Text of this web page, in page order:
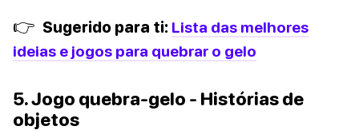
👉 Sugerido para ti: Lista das melhores
ideias e jogos para quebrar o gelo
5. Jogo quebra-gelo - Histórias de
objetos